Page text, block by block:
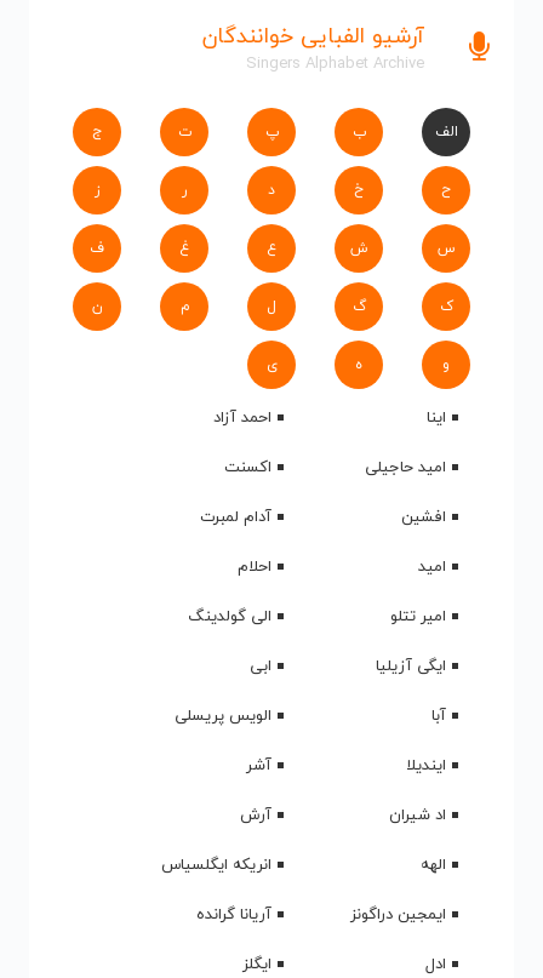
آرشیو الفبایی خوانندگان
Singers Alphabet Archive
الف ب پ ت ج
ح خ د ر ز
س ش ع غ ف
ک گ ل م ن
و ه ی
اینا
احمد آزاد
امید حاجیلی
اکسنت
افشین
آدام لمبرت
امید
احلام
امیر تتلو
الی گولدینگ
ایگی آزیلیا
ابی
آبا
الویس پریسلی
ایندیلا
آشر
اد شیران
آرش
الهه
انریکه ایگلسیاس
ایمجین دراگونز
آریانا گرانده
ادل
ایگلز